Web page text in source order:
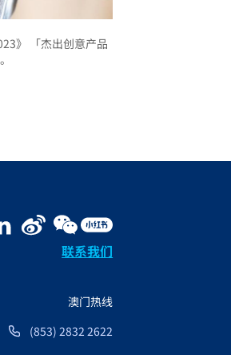
》 「杰出创意产品
联系我们
澳门热线
(853) 2832 2622